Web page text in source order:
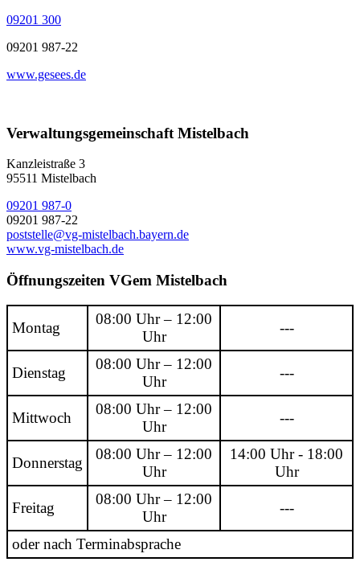
09201 300
09201 987-22
www.gesees.de
Verwaltungsgemeinschaft Mistelbach
Kanzleistraße 3
95511 Mistelbach
09201 987-0
09201 987-22
poststelle@vg-mistelbach.bayern.de
www.vg-mistelbach.de
Öffnungszeiten VGem Mistelbach
Montag
08:00 Uhr – 12:00
Uhr
---
Dienstag
08:00 Uhr – 12:00
Uhr
---
Mittwoch
08:00 Uhr – 12:00
Uhr
---
Donnerstag
08:00 Uhr – 12:00
Uhr
14:00 Uhr - 18:00
Uhr
Freitag
08:00 Uhr – 12:00
Uhr
---
oder nach Terminabsprache